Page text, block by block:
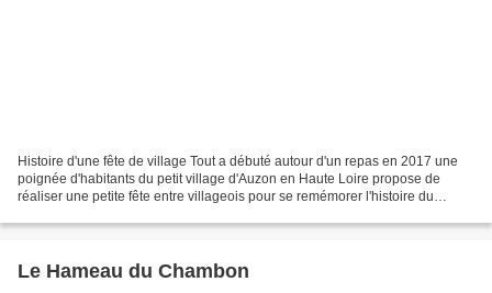
Histoire d'une fête de village Tout a débuté autour d'un repas en 2017 une
poignée d'habitants du petit village d'Auzon en Haute Loire propose de
réaliser une petite fête entre villageois pour se remémorer l'histoire du
Le Hameau du Chambon